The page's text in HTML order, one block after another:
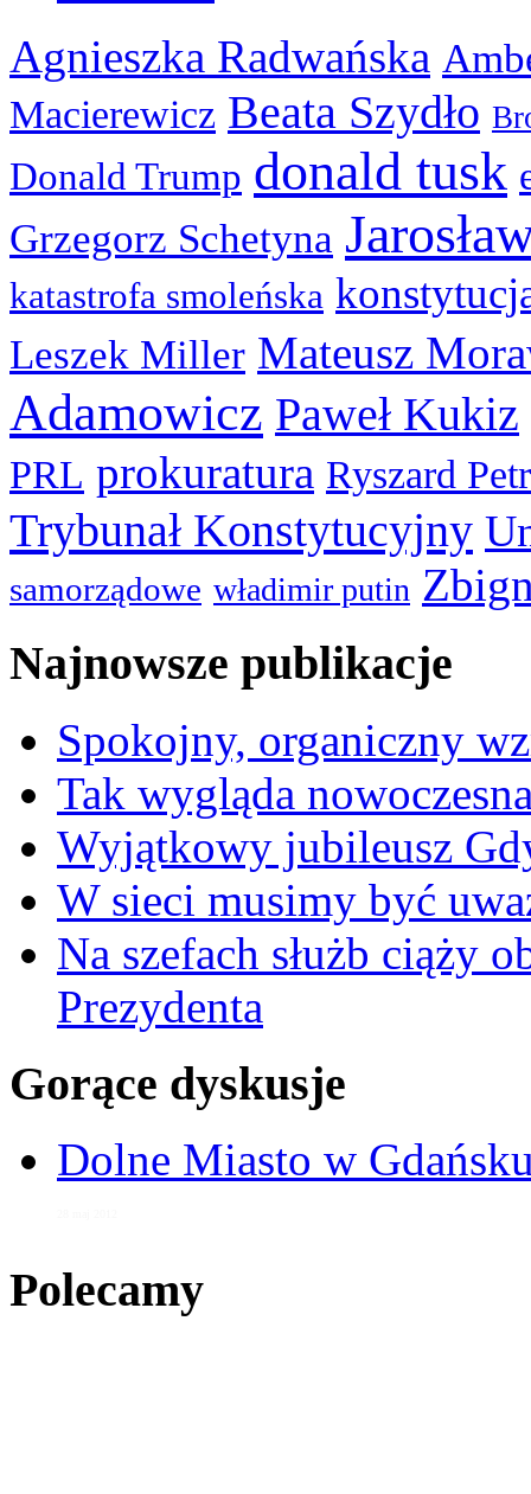
Agnieszka Radwańska
Macierewicz Beata Szydło
Donald Trump donald tusk
Grzegorz Schetyna
katastrofa smoleńska
Leszek Miller Mateusz
Adamowicz Paweł Kukiz
PRL prokuratura Ryszard
Trybunał Konstytucyjny
samorządowe władimir putin
Najnowsze publikacje
Spokojny, organiczny
Tak wygląda
Wyjątkowy jubileusz
W sieci musimy być
Na szefach służb ciąży
Prezydenta
Gorące dyskusje
Dolne Miasto w
Polecamy